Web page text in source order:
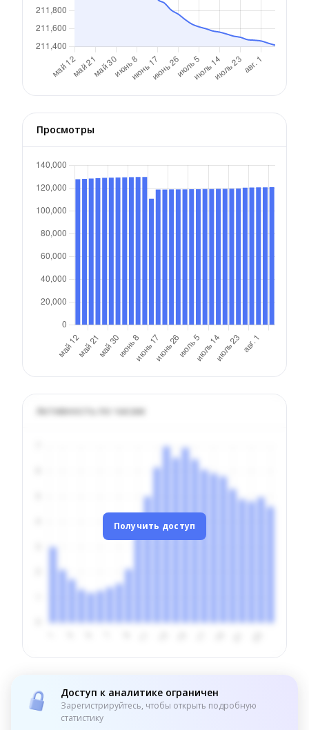
Просмотры
Активность по часам
Получить доступ
Доступ к аналитике ограничен
Зарегистрируйтесь, чтобы открыть подробную
статистику